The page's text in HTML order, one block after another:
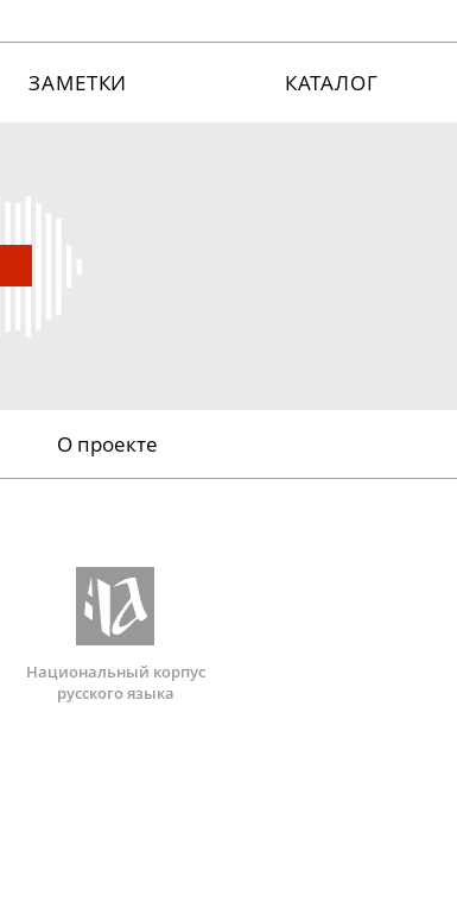
ЗАМЕТКИ КАТАЛОГ
О проекте
Национальный корпус
русского языка